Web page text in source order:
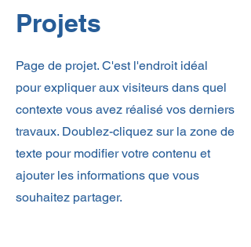
Projets
Page de projet. C'est l'endroit idéal
pour expliquer aux visiteurs dans quel
contexte vous avez réalisé vos derniers
travaux. Doublez-cliquez sur la zone de
texte pour modifier votre contenu et
ajouter les informations que vous
souhaitez partager.